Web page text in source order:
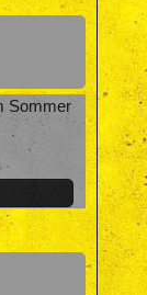
Sommer